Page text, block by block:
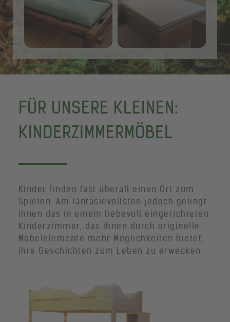
FÜR UNSERE KLEINEN:
KINDERZIMMERMÖBEL
Kinder finden fast überall einen Ort zum
Spielen. Am fantasievollsten jedoch gelingt
ihnen das in einem liebevoll eingerichteten
Kinderzimmer, das ihnen durch originelle
Möbelelemente mehr Möglichkeiten bietet,
ihre Geschichten zum Leben zu erwecken.